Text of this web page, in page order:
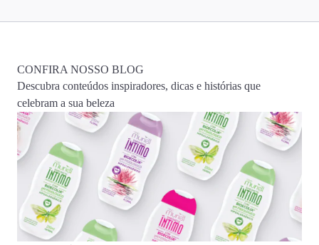
CONFIRA NOSSO BLOG
Descubra conteúdos inspiradores, dicas e histórias que
celebram a sua beleza